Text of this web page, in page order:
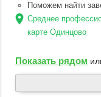
Поможем найти
location_on Среднее
карте Одинцово
Показать рядом